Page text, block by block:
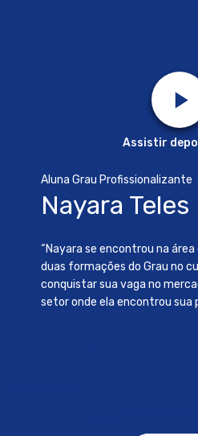
Assistir
Aluna Grau Profissionalizante
Nayara Teles
“Nayara se encontrou na área
duas formações do Grau no
conquistar sua vaga no
setor onde ela encontrou sua